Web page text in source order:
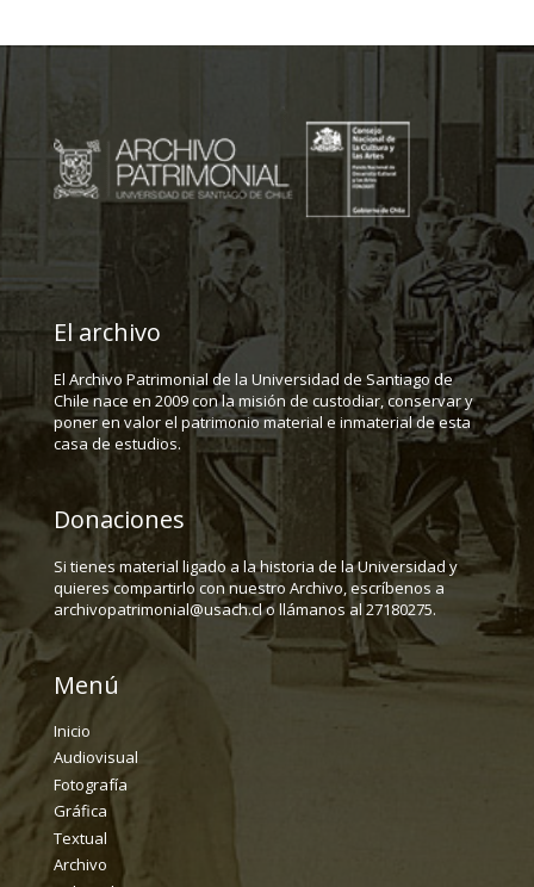
El archivo
El Archivo Patrimonial de la Universidad de Santiago de
Chile nace en 2009 con la misión de custodiar, conservar y
poner en valor el patrimonio material e inmaterial de esta
casa de estudios.
Donaciones
Si tienes material ligado a la historia de la Universidad y
quieres compartirlo con nuestro Archivo, escríbenos a
archivopatrimonial@usach.cl o llámanos al 27180275.
Menú
Inicio
Audiovisual
Fotografía
Gráfica
Textual
Archivo